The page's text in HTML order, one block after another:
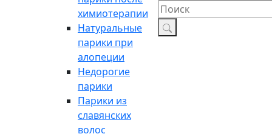
химиотерапии
Натуральные
парики при
алопеции
Недорогие
парики
Парики из
славянских
волос